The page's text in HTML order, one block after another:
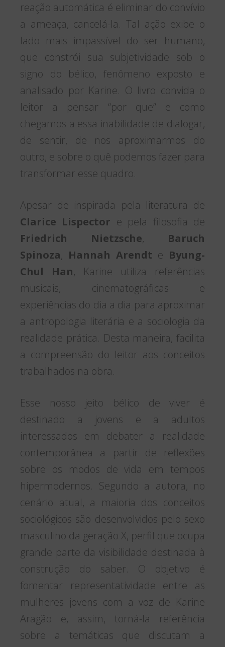
reação automática é eliminar do convívio
a ameaça, cancelá-la. Tal ação exibe o
lado mais impassível do ser humano,
que constrói sua subjetividade sob o
signo do bélico, fenômeno exposto e
analisado por Karine. O livro convida o
leitor a pensar “por que” e como
chegamos a essa inabilidade de dialogar,
de sentir, de nos aproximarmos do
outro, e sobre o quê podemos fazer para
transformar esse quadro.
Apesar de inspirada pela literatura de
Clarice Lispector e pela filosofia de
Friedrich Nietzsche, Baruch
Spinoza, Hannah Arendt e Byung-
Chul Han, Karine utiliza referências
musicais, cinematográficas e
experiências do dia a dia para aproximar
a antropologia literária e a sociologia da
realidade prática. Desta maneira, facilita
a compreensão do leitor aos conceitos
trabalhados na obra.
Esse nosso jeito bélico de viver é
destinado a jovens e a adultos
interessados em debater a realidade
contemporânea a partir de reflexões
sobre os modos de vida em tempos
hipermodernos. Segundo a autora, no
cenário atual, a maioria dos conceitos
sociológicos são desenvolvidos pelo sexo
masculino da geração X, perfil que ocupa
grande parte da visibilidade destinada à
construção do saber. O objetivo é
fomentar representatividade entre as
mulheres jovens com a voz de Karine
Aragão e, assim, torná-la referência
sobre a temáticas que discutam a